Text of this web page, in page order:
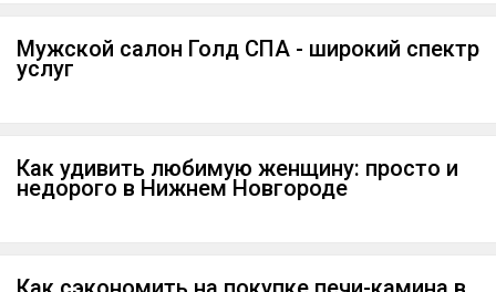
Мужской салон Голд СПА - широкий спектр
услуг
Как удивить любимую женщину: просто и
недорого в Нижнем Новгороде